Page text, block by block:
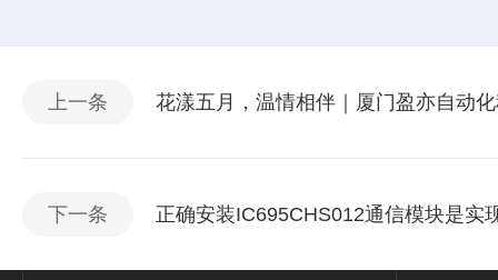
上一条 花漾五月，温情相伴｜厦门盈亦自动
下一条 正确安装IC695CHS012通信模块是实